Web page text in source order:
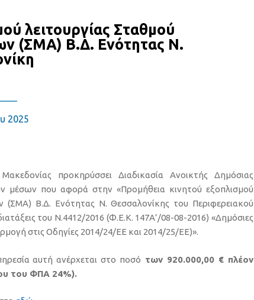
λειτουργίας Σταθμού
(ΣΜΑ) Β.Δ. Ενότητας Ν.
2025
προκηρύσσει Διαδικασία Ανοικτής Δημόσιας
που αφορά στην «Προμήθεια κινητού εξοπλισμού
Β.Δ. Ενότητας Ν. Θεσσαλονίκης του Περιφερειακού
του Ν.4412/2016 (Φ.Ε.Κ. 147Α’/08-08-2016) «Δημόσιες
στις Οδηγίες 2014/24/ΕΕ και 2014/25/ΕΕ)».
αυτή ανέρχεται στο ποσό των 920.000,00 € πλέον
του ΦΠΑ 24%).